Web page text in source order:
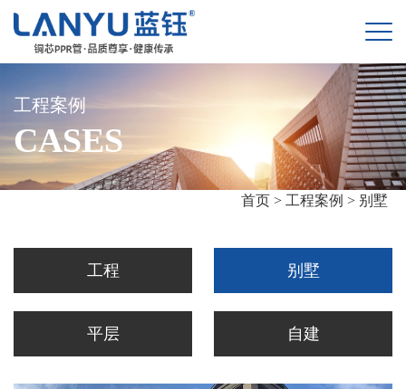
工程案例
CASES
首页 > 工程案例 > 别墅
工程 别墅
平层 自建